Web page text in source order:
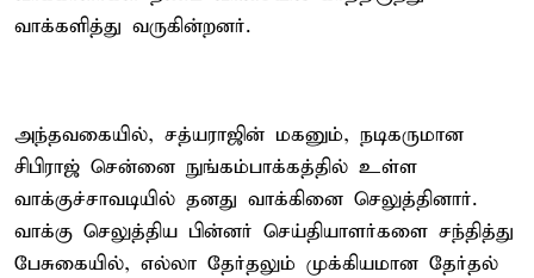
வாக்களித்து வருகின்றனர்.
அந்தவகையில், சத்யராஜின் மகனும், நடிகருமான
சிபிராஜ் சென்னை நுங்கம்பாக்கத்தில் உள்ள
வாக்குச்சாவடியில் தனது வாக்கினை செலுத்தினார்.
வாக்கு செலுத்திய பின்னர் செய்தியாளர்களை சந்தித்து
பேசுகையில், எல்லா தேர்தலும் முக்கியமான தேர்தல்